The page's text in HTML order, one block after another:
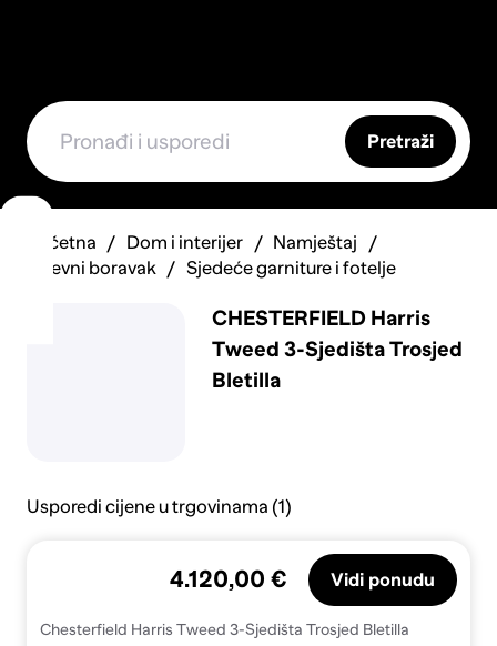
Pretraži
Početna Dom i interijer
Namještaj
Dnevni boravak
Sjedeće garniture i fotelje
CHESTERFIELD Harris
Tweed 3-Sjedišta Trosjed
Bletilla
Usporedi cijene u trgovinama (1)
Chesterfield Harris Tweed 3-Sjedišta Trosjed Bletilla
4.120,00 € Vidi ponudu